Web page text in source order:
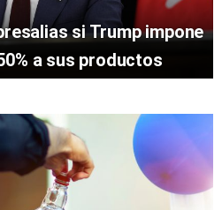
si Trump impone
a sus productos